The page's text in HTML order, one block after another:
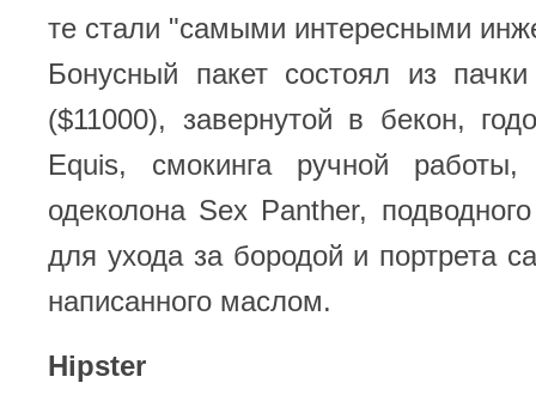
те стали "самыми интересными
Бонусный пакет состоял из
($11000), завернутой в бекон,
Equis, смокинга ручной работы,
одеколона Sex Panther,
для ухода за бородой и портрета
написанного маслом.
Hipster